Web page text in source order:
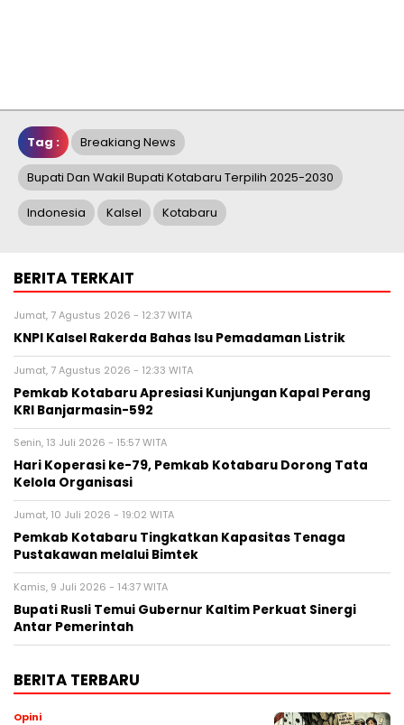
Tag : Breakiang News
Bupati Dan Wakil Bupati Kotabaru Terpilih 2025-2030
Indonesia Kalsel Kotabaru
BERITA TERKAIT
Jumat, 7 Agustus 2026 - 12:37 WITA
KNPI Kalsel Rakerda Bahas Isu Pemadaman Listrik
Jumat, 7 Agustus 2026 - 12:33 WITA
Pemkab Kotabaru Apresiasi Kunjungan Kapal Perang
KRI Banjarmasin-592
Senin, 13 Juli 2026 - 15:57 WITA
Hari Koperasi ke-79, Pemkab Kotabaru Dorong Tata
Kelola Organisasi
Jumat, 10 Juli 2026 - 19:02 WITA
Pemkab Kotabaru Tingkatkan Kapasitas Tenaga
Pustakawan melalui Bimtek
Kamis, 9 Juli 2026 - 14:37 WITA
Bupati Rusli Temui Gubernur Kaltim Perkuat Sinergi
Antar Pemerintah
BERITA TERBARU
Opini